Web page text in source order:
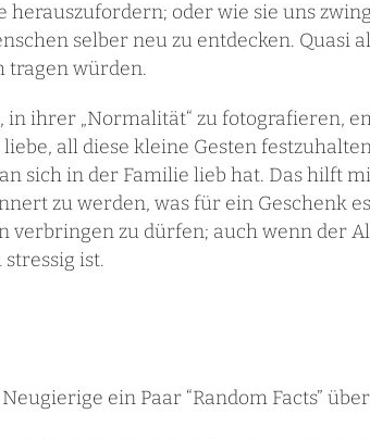
oder wie sie uns
selber neu zu entdecken. Quasi
tragen würden.
ihrer „Normalität“ zu fotografieren,
all diese kleine Gesten
sich in der Familie lieb hat. Das hilft
zu werden, was für ein Geschenk
verbringen zu dürfen; auch wenn der
ist.
ein Paar “Random Facts”